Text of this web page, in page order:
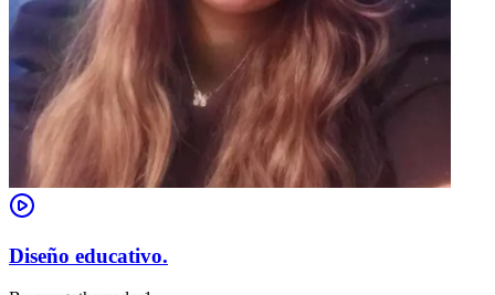
Diseño educativo.